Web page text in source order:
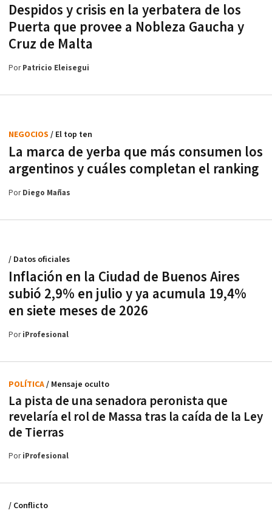
Despidos y crisis en la yerbatera de los
Puerta que provee a Nobleza Gaucha y
Cruz de Malta
PorPatricio Eleisegui
La marca de yerba que más consumen los
argentinos y cuáles completan el ranking
NEGOCIOS / El top ten
PorDiego Mañas
Inflación en la Ciudad de Buenos Aires
subió 2,9% en julio y ya acumula 19,4%
en siete meses de 2026
/ Datos oficiales
PoriProfesional
La pista de una senadora peronista que
revelaría el rol de Massa tras la caída de la Ley
de Tierras
POLÍTICA/ Mensaje oculto
PoriProfesional
/ Conflicto